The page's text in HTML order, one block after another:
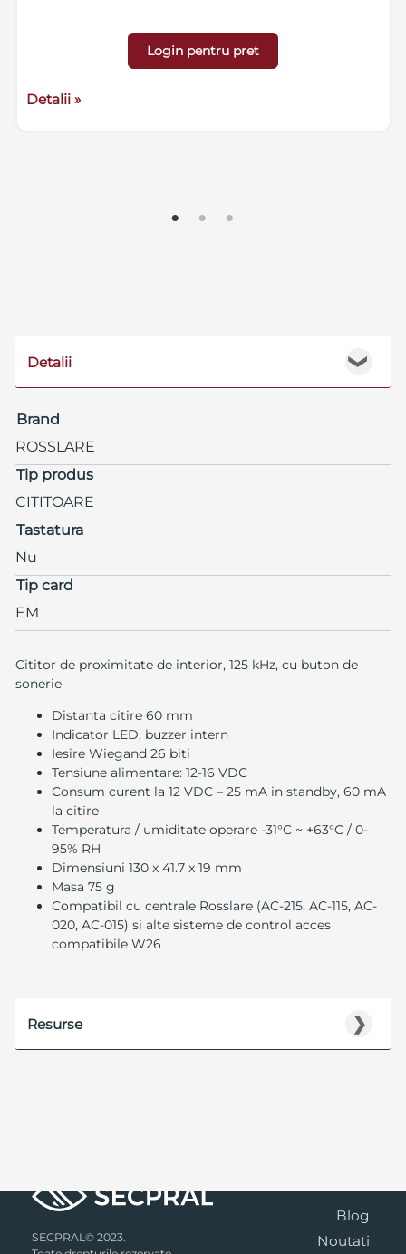
Login pentru pret
Detalii »
❯
Detalii
Brand
ROSSLARE
Tip produs
CITITOARE
Tastatura
Nu
Tip card
EM
Cititor de proximitate de interior, 125 kHz, cu buton de
sonerie
Distanta citire 60 mm
Indicator LED, buzzer intern
Iesire Wiegand 26 biti
Tensiune alimentare: 12-16 VDC
Consum curent la 12 VDC – 25 mA in standby, 60 mA
la citire
Temperatura / umiditate operare -31°C ~ +63°C / 0-
95% RH
Dimensiuni 130 x 41.7 x 19 mm
Masa 75 g
Compatibil cu centrale Rosslare (AC-215, AC-115, AC-
020, AC-015) si alte sisteme de control acces
compatibile W26
❯
Resurse
SECPRAL© 2023.
Blog
Noutati